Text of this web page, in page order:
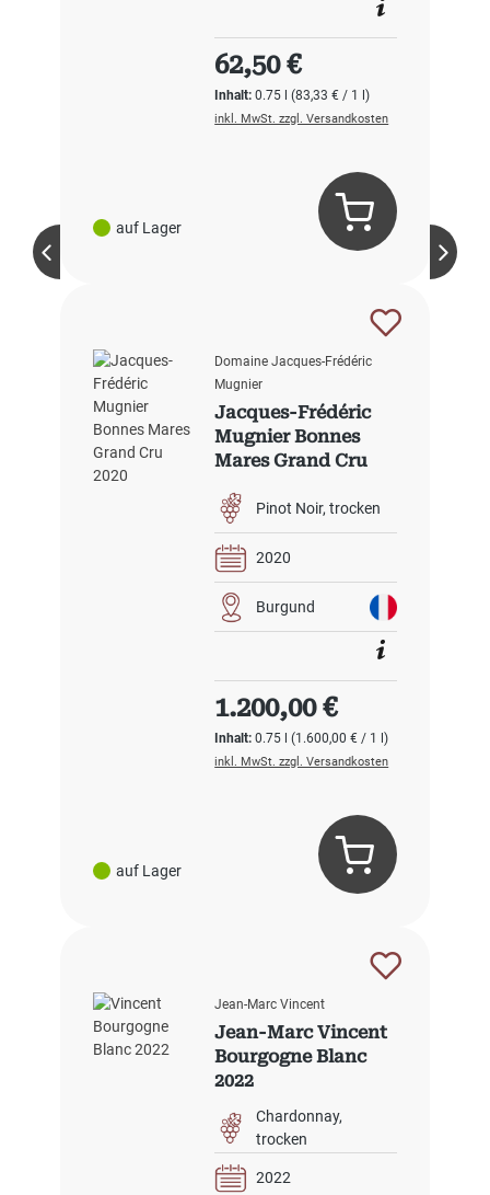
auf Lager
Inhalt:0.75 l(83,33 € / 1 l)
Regulärer Preis:
62,50 €
inkl. MwSt. zzgl. Versandkosten
auf Lager
Domaine Jacques-Frédéric
Mugnier
Jacques-Frédéric
Mugnier Bonnes
Mares Grand Cru
Pinot Noir trocken
2020
Burgund
Inhalt:0.75 l(1.600,00 € / 1 l)
Regulärer Preis:
1.200,00 €
inkl. MwSt. zzgl. Versandkosten
Jean-Marc Vincent
Jean-Marc Vincent
Bourgogne Blanc
2022
Chardonnay
trocken
2022